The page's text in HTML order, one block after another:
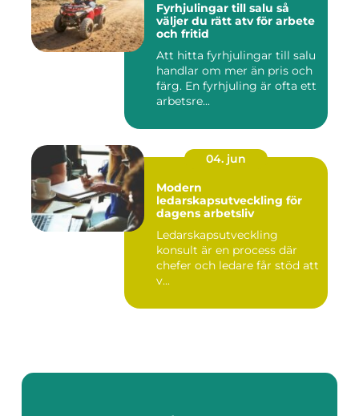
Fyrhjulingar till salu så
väljer du rätt atv för arbete
och fritid
Att hitta fyrhjulingar till salu
handlar om mer än pris och
färg. En fyrhjuling är ofta ett
arbetsre...
04. jun
Modern
ledarskapsutveckling för
dagens arbetsliv
Ledarskapsutveckling
konsult är en process där
chefer och ledare får stöd att
v...